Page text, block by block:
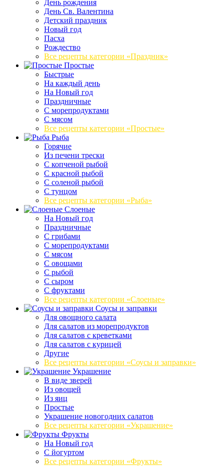
День рождения
День Св. Валентина
Детский праздник
Новый год
Пасха
Рождество
Все рецепты категории «Праздник»
Простые
Быстрые
На каждый день
На Новый год
Праздничные
С морепродуктами
С мясом
Все рецепты категории «Простые»
Рыба
Горячие
Из печени трески
С копченой рыбой
С красной рыбой
С соленой рыбой
С тунцом
Все рецепты категории «Рыба»
Слоеные
На Новый год
Праздничные
С грибами
С морепродуктами
С мясом
С овощами
С рыбой
С сыром
С фруктами
Все рецепты категории «Слоеные»
Соусы и заправки
Для овощного салата
Для салатов из морепродуктов
Для салатов с креветками
Для салатов с курицей
Другие
Все рецепты категории «Соусы и заправки»
Украшение
В виде зверей
Из овощей
Из яиц
Простые
Украшение новогодних салатов
Все рецепты категории «Украшение»
Фрукты
На Новый год
С йогуртом
Все рецепты категории «Фрукты»